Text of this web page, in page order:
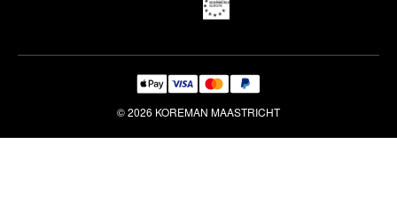
© 2026 KOREMAN MAASTRICHT